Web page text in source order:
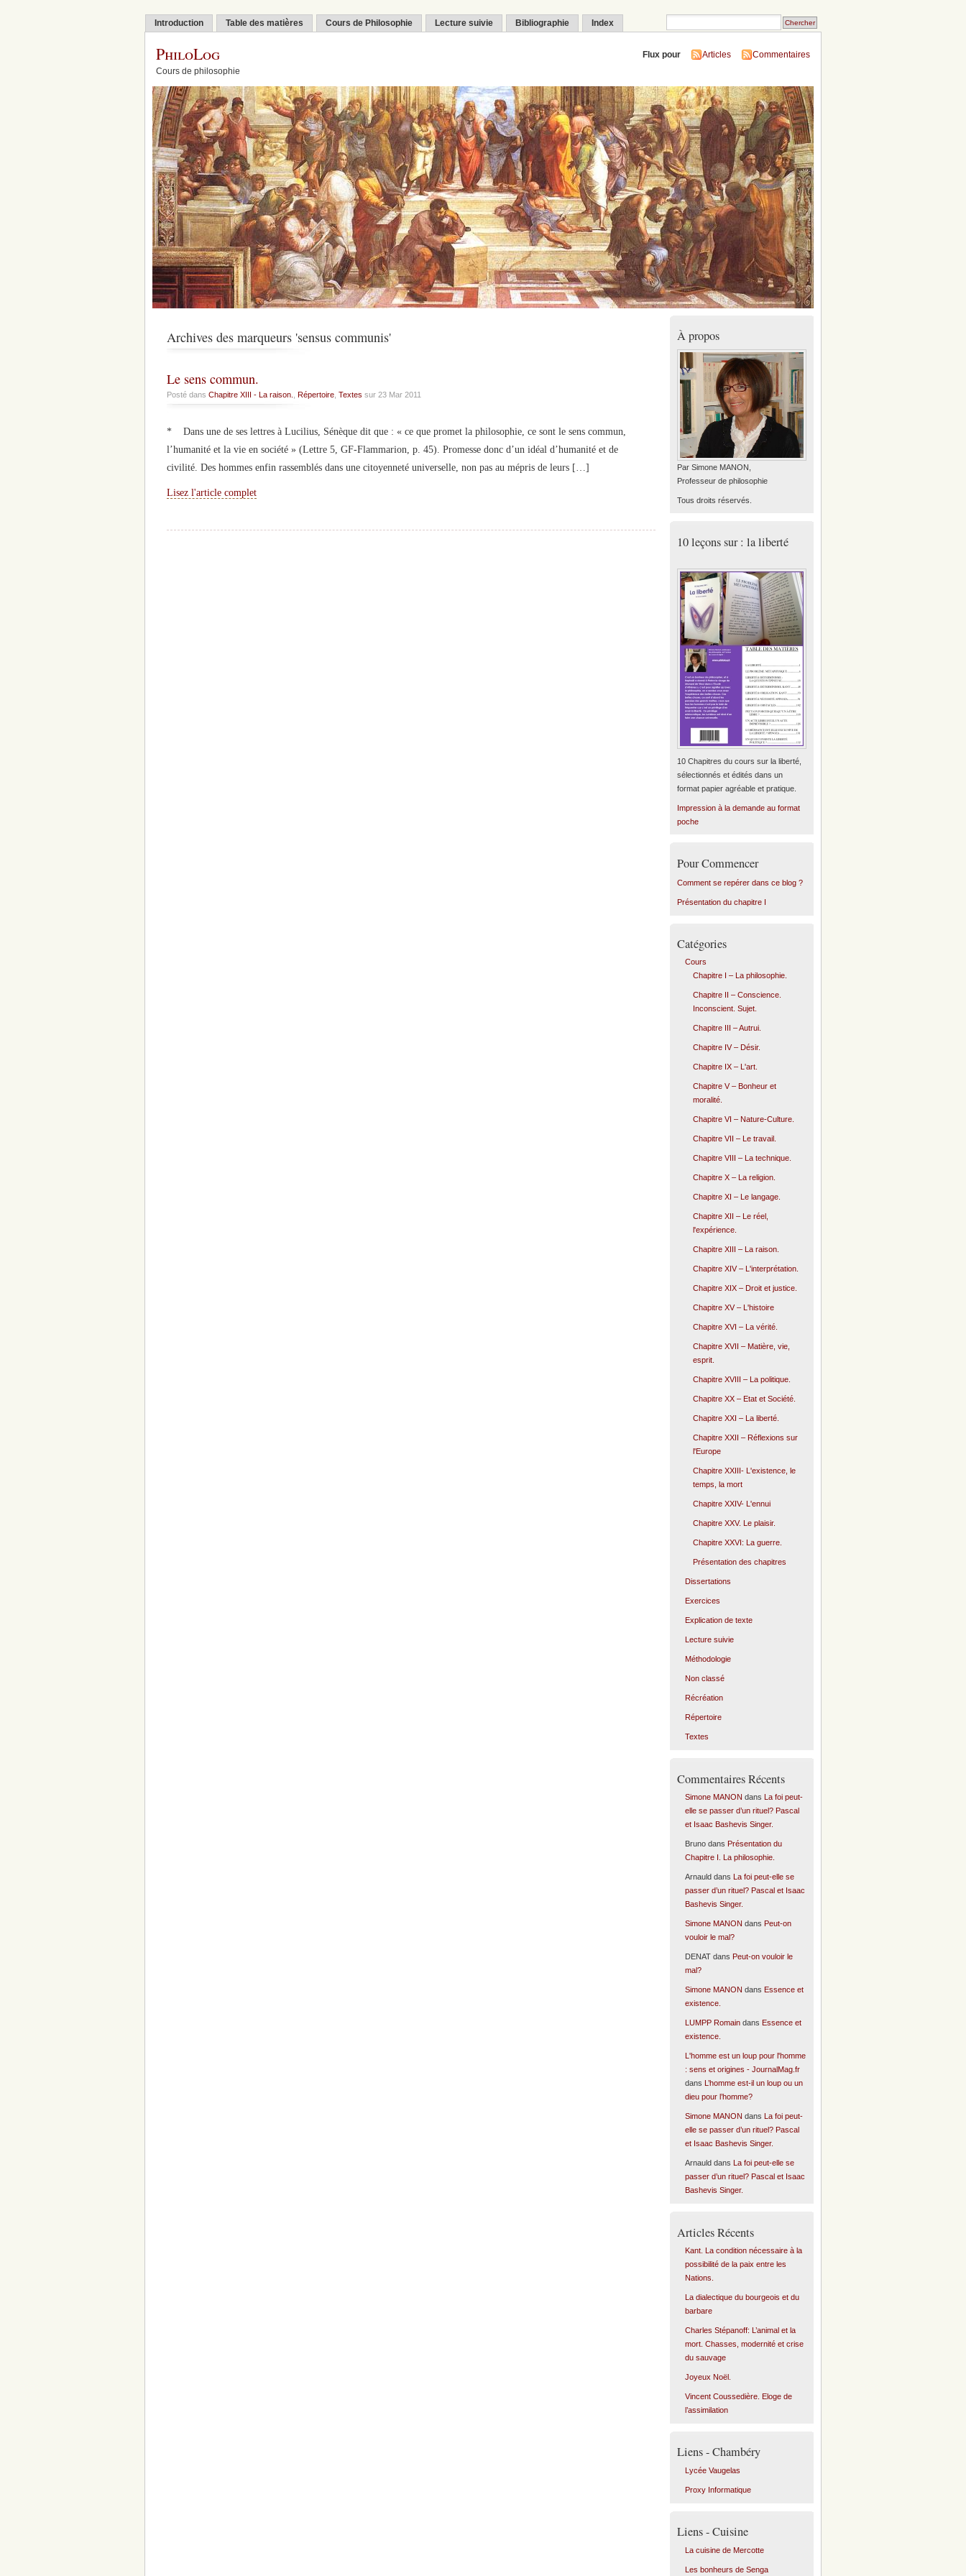
Introduction Table des matières Cours de Philosophie Lecture suivie Bibliographie Index
PhiloLog
Cours de philosophie
Flux pour Articles Commentaires
Archives des marqueurs 'sensus communis'
Le sens commun.
Posté dans Chapitre XIII - La raison., Répertoire, Textes sur 23 Mar 2011
* Dans une de ses lettres à Lucilius, Sénèque dit que : « ce que promet la philosophie, ce sont le sens commun,
l’humanité et la vie en société » (Lettre 5, GF-Flammarion, p. 45). Promesse donc d’un idéal d’humanité et de
civilité. Des hommes enfin rassemblés dans une citoyenneté universelle, non pas au mépris de leurs […]
Lisez l'article complet
À propos
Par Simone MANON,
Professeur de philosophie
Tous droits réservés.
10 leçons sur : la liberté
10 Chapitres du cours sur la liberté,
sélectionnés et édités dans un
format papier agréable et pratique.
Impression à la demande au format
poche
Pour Commencer
Comment se repérer dans ce blog ?
Présentation du chapitre I
Catégories
Cours
Chapitre I – La philosophie.
Chapitre II – Conscience.
Inconscient. Sujet.
Chapitre III – Autrui.
Chapitre IV – Désir.
Chapitre IX – L'art.
Chapitre V – Bonheur et
moralité.
Chapitre VI – Nature-Culture.
Chapitre VII – Le travail.
Chapitre VIII – La technique.
Chapitre X – La religion.
Chapitre XI – Le langage.
Chapitre XII – Le réel,
l'expérience.
Chapitre XIII – La raison.
Chapitre XIV – L'interprétation.
Chapitre XIX – Droit et justice.
Chapitre XV – L'histoire
Chapitre XVI – La vérité.
Chapitre XVII – Matière, vie,
esprit.
Chapitre XVIII – La politique.
Chapitre XX – Etat et Société.
Chapitre XXI – La liberté.
Chapitre XXII – Réflexions sur
l'Europe
Chapitre XXIII- L'existence, le
temps, la mort
Chapitre XXIV- L'ennui
Chapitre XXV. Le plaisir.
Chapitre XXVI: La guerre.
Présentation des chapitres
Dissertations
Exercices
Explication de texte
Lecture suivie
Méthodologie
Non classé
Récréation
Répertoire
Textes
Commentaires Récents
Simone MANON dans
La foi peut-
elle se passer d’un rituel? Pascal
et Isaac Bashevis Singer.
Brunodans Présentation du
Chapitre I. La philosophie.
Arnauld dans
La foi peut-elle se
passer d’un rituel? Pascal et Isaac
Bashevis Singer.
Simone MANON dans Peut-on
vouloir le mal?
DENATdans Peut-on vouloir le
mal?
Simone MANON dans Essence et
existence.
LUMPP Romaindans Essence et
existence.
L'homme est un loup pour l'homme
: sens et origines - JournalMag.fr
dans
L’homme est-il un loup ou un
dieu pour l’homme?
Simone MANON dans
La foi peut-
elle se passer d’un rituel? Pascal
et Isaac Bashevis Singer.
Arnauld dans
La foi peut-elle se
passer d’un rituel? Pascal et Isaac
Bashevis Singer.
Articles Récents
Kant. La condition nécessaire à la
possibilité de la paix entre les
Nations.
La dialectique du bourgeois et du
barbare
Charles Stépanoff: L’animal et la
mort. Chasses, modernité et crise
du sauvage
Joyeux Noël.
Vincent Coussedière. Eloge de
l’assimilation
Liens - Chambéry
Lycée Vaugelas
Proxy Informatique
Liens - Cuisine
La cuisine de Mercotte
Les bonheurs de Senga